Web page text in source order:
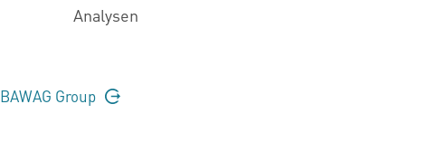
Analysen
BAWAG Group